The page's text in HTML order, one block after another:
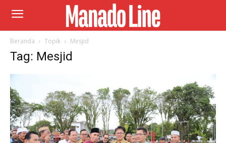
Beranda Topik Mesjid
Tag: Mesjid